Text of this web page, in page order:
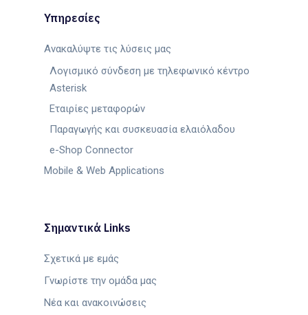
Υπηρεσίες
Ανακαλύψτε τις λύσεις μας
Λογισμικό σύνδεση με τηλεφωνικό κέντρο
Asterisk
Εταιρίες μεταφορών
Παραγωγής και συσκευασία ελαιόλαδου
e-Shop Connector
Mobile & Web Applications
Σημαντικά Links
Σχετικά με εμάς
Γνωρίστε την ομάδα μας
Νέα και ανακοινώσεις